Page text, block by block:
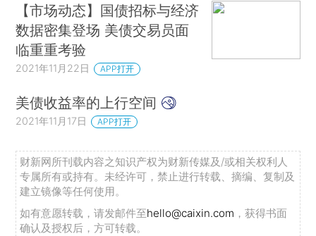
【市场动态】国债招标与经济
数据密集登场 美债交易员面
临重重考验
2021年11月22日 APP打开
美债收益率的上行空间
2021年11月17日 APP打开
财新网所刊载内容之知识产权为财新传媒及/或相关权利人
专属所有或持有。未经许可，禁止进行转载、摘编、复制及
建立镜像等任何使用。
如有意愿转载，请发邮件至hello@caixin.com ，获得书面
确认及授权后，方可转载。